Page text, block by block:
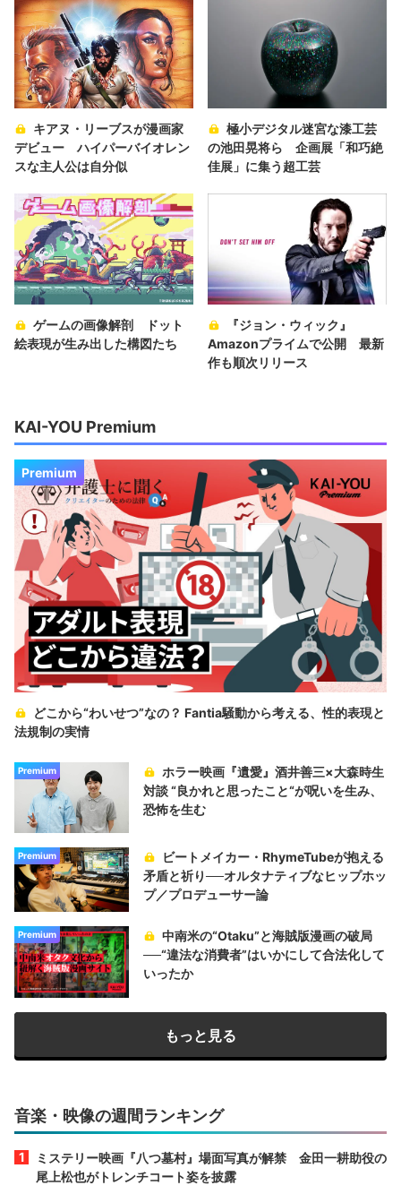
キアヌ・リーブスが漫画家
デビュー ハイパーバイオレン
スな主人公は自分似
極小デジタル迷宮な漆工芸
の池田晃将ら 企画展「和巧絶
佳展」に集う超工芸
ゲームの画像解剖 ドット
絵表現が生み出した構図たち
『ジョン・ウィック』
Amazonプライムで公開 最新
作も順次リリース
KAI-YOU Premium
Premium
どこから“わいせつ”なの？ Fantia騒動から考える、性的表現と
法規制の実情
Premium
ホラー映画『遺愛』酒井善三×大森時生
対談 “良かれと思ったこと“が呪いを生み、
恐怖を生む
Premium
ビートメイカー・RhymeTubeが抱える
矛盾と祈り──オルタナティブなヒップホッ
プ／プロデューサー論
Premium
中南米の“Otaku”と海賊版漫画の破局
──“違法な消費者”はいかにして合法化して
いったか
もっと見る
音楽・映像の週間ランキング
ミステリー映画『八つ墓村』場面写真が解禁 金田一耕助役の
尾上松也がトレンチコート姿を披露